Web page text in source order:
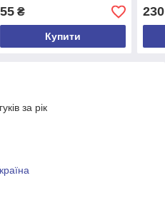
55₴
Купити
230
за рік